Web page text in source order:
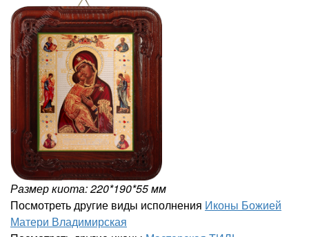
Размер киота: 220*190*55 мм
Посмотреть другие виды исполнения Иконы Божией
Матери Владимирская